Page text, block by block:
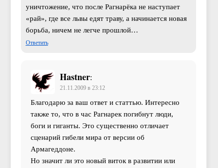
уничтожение, что после Рагнарёка не наступает
«рай», где все львы едят траву, а начинается новая
борьба, ничем не легче прошлой…
Ответить
Hastner:
21.11.2009 в 23:12
Благодарю за ваш ответ и статтью. Интересно
также то, что в час Рагнарек погибнут люди,
боги и гиганты. Это существенно отличает
сценарий гибели мира от версии об
Армагеддоне.
Но значит ли это новый виток в развитии или